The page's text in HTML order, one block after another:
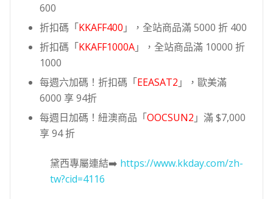
600
折扣碼「KKAFF400 」，全站商品滿 5000 折 400
折扣碼「KKAFF1000A」，全站商品滿 10000 折
1000
每週六加碼！折扣碼「EEASAT2 」，歐美滿
6000 享 94折
每週日加碼！紐澳商品「OOCSUN2 」滿 $7,000
享 94 折
黛西專屬連結➡️ https://www.kkday.com/zh-
tw?cid=4116